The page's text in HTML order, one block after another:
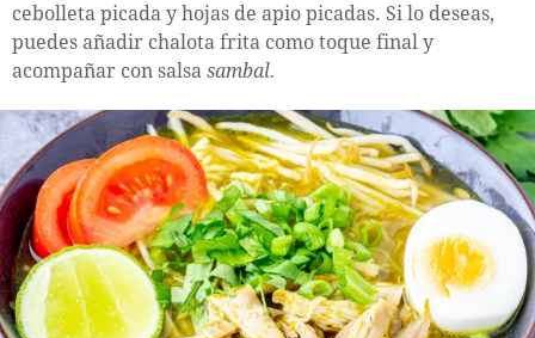
cebolleta picada y hojas de apio picadas. Si lo deseas,
puedes añadir chalota frita como toque final y
acompañar con salsa sambal.